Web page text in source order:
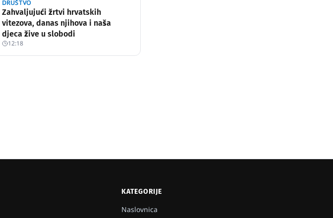
DRUŠTVO
Zahvaljujući žrtvi hrvatskih
vitezova, danas njihova i naša
djeca žive u slobodi
12:18
KATEGORIJE
Naslovnica